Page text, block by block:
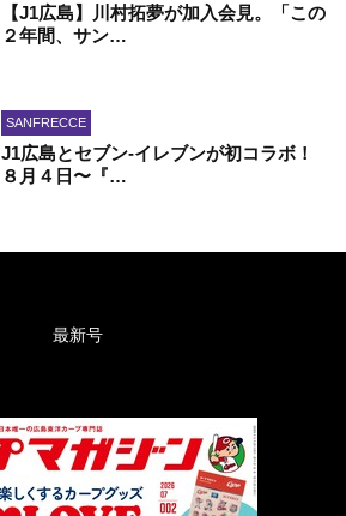
【J1広島】川村拓夢が加入会見。「この
２年間、サン…
SANFRECCE
J1広島とセブン-イレブンが初コラボ！
８月４日〜『…
最新号